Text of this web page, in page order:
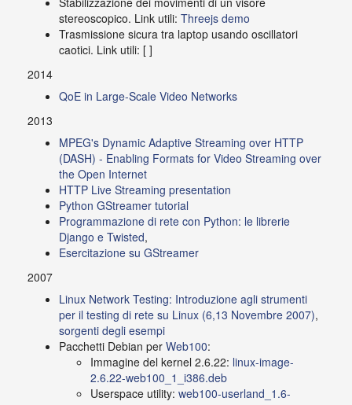
stereoscopico. Link utili: Threejs demo
Trasmissione sicura tra laptop usando oscillatori
caotici. Link utili: [ ]
2014
QoE in Large-Scale Video Networks
2013
MPEG's Dynamic Adaptive Streaming over HTTP
(DASH) - Enabling Formats for Video Streaming over
the Open Internet
HTTP Live Streaming presentation
Python GStreamer tutorial
Programmazione di rete con Python: le librerie
Django e Twisted,
Esercitazione su GStreamer
2007
Linux Network Testing: Introduzione agli strumenti
per il testing di rete su Linux (6,13 Novembre 2007),
sorgenti degli esempi
Pacchetti Debian per Web100:
Immagine del kernel 2.6.22: linux-image-
2.6.22-web100_1_i386.deb
Userspace utility: web100-userland_1.6-